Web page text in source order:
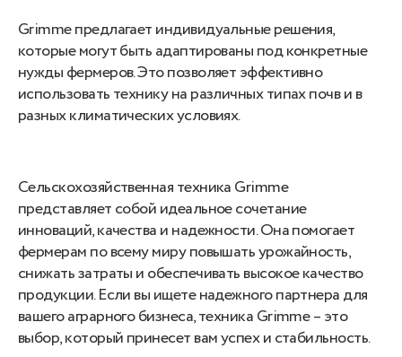
Grimme предлагает индивидуальные решения,
которые могут быть адаптированы под конкретные
нужды фермеров. Это позволяет эффективно
использовать технику на различных типах почв и в
разных климатических условиях.
Сельскохозяйственная техника Grimme
представляет собой идеальное сочетание
инноваций, качества и надежности. Она помогает
фермерам по всему миру повышать урожайность,
снижать затраты и обеспечивать высокое качество
продукции. Если вы ищете надежного партнера для
вашего аграрного бизнеса, техника Grimme – это
выбор, который принесет вам успех и стабильность.